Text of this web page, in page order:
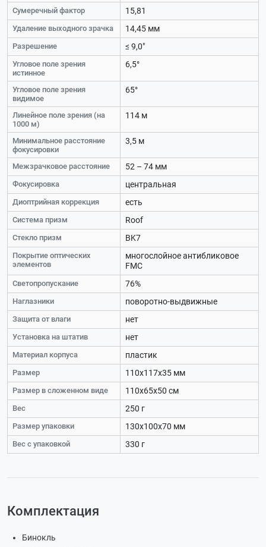
Сумеречный фактор 15,81
Удаление выходного зрачка 14,45 мм
Разрешение ≤ 9,0"
Угловое поле зрения
истинное
6,5°
Угловое поле зрения
видимое
65°
Линейное поле зрения (на
1000 м)
114 м
Минимальное расстояние
фокусировки
3,5 м
Межзрачковое расстояние 52 – 74 мм
Фокусировка центральная
Диоптрийная коррекция есть
Система призм Roof
Стекло призм BK7
Покрытие оптических
элементов
многослойное антибликовое
FMC
Светопропускание 76%
Наглазники поворотно-выдвижные
Защита от влаги нет
Установка на штатив нет
Материал корпуса пластик
Размер 110х117х35 мм
Размер в сложенном виде 110х65х50 см
Вес 250 г
Размер упаковки 130х100х70 мм
Вес с упаковкой 330 г
Комплектация
Бинокль